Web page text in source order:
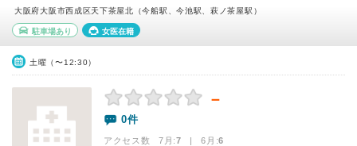
大阪府大阪市西成区天下茶屋北（今船駅、今池駅、萩ノ茶屋駅）
駐車場あり 女医在籍
土曜（〜12:30）
－
0件
アクセス数 7月:7 | 6月:6